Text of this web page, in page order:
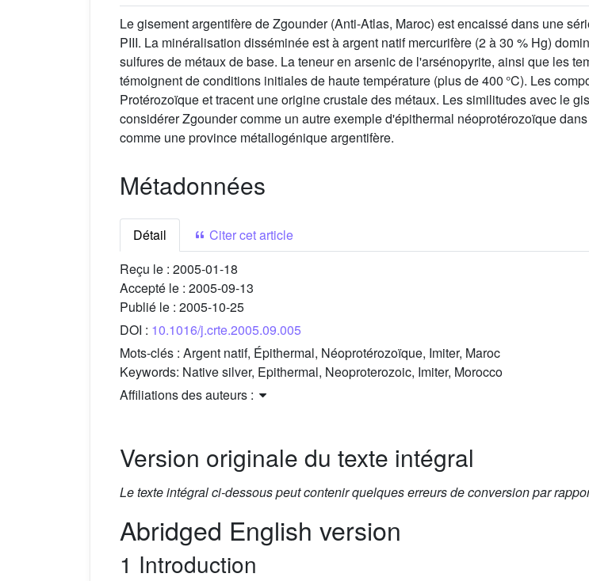
Le gisement argentifère de Zgounder (Anti-Atlas, Maroc) est encaissé dans une
PIII. La minéralisation disséminée est à argent natif mercurifère (2 à 30 % Hg)
sulfures de métaux de base. La teneur en arsenic de l'arsénopyrite, ainsi que les
témoignent de conditions initiales de haute température (plus de 400 °C). Les
Protérozoïque et tracent une origine crustale des métaux. Les similitudes avec le
considérer Zgounder comme un autre exemple d'épithermal néoprotérozoïque
comme une province métallogénique argentifère.
Métadonnées
Détail
Citer cet article
Reçu le : 2005-01-18
Accepté le : 2005-09-13
Publié le : 2005-10-25
DOI : 10.1016/j.crte.2005.09.005
Mots-clés : Argent natif, Épithermal, Néoprotérozoïque, Imiter, Maroc
Keywords: Native silver, Epithermal, Neoproterozoic, Imiter, Morocco
Affiliations des auteurs :
Version originale du texte intégral
Le texte intégral ci-dessous peut contenir quelques erreurs de conversion par
Abridged English version
1 Introduction